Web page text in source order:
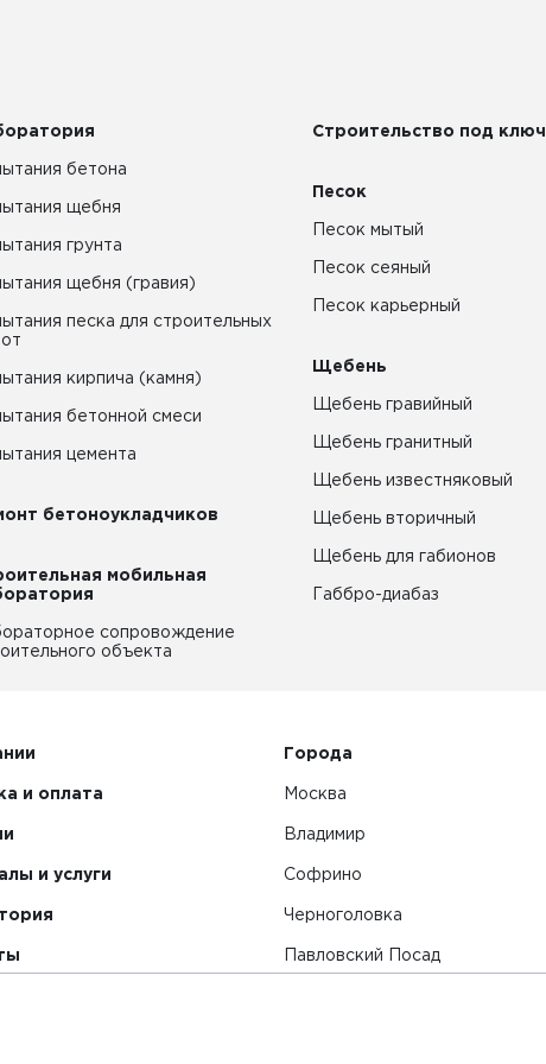
бетона
щебня
грунта
щебня (гравия)
песка для строительных
кирпича (камня)
бетонной смеси
цемента
бетоноукладчиков
мобильная
сопровождение
объекта
Строительство под ключ
Песок
Песок мытый
Песок сеяный
Песок карьерный
Щебень
Щебень гравийный
Щебень гранитный
Щебень известняковый
Щебень вторичный
Щебень для габионов
Габбро-диабаз
и оплата
и услуги
Города
Москва
Владимир
Софрино
Черноголовка
Павловский Посад